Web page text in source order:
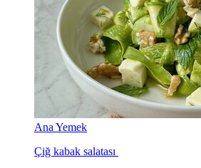
Ana Yemek
Çiğ kabak salatası